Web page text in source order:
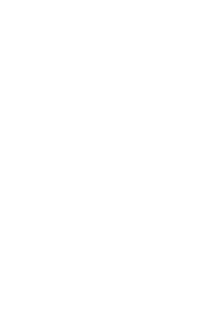
, gezonde vacht ,